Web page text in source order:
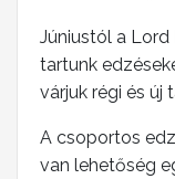
Júniustól a
tartunk
várjuk régi és új
A csoportos
van lehetőség